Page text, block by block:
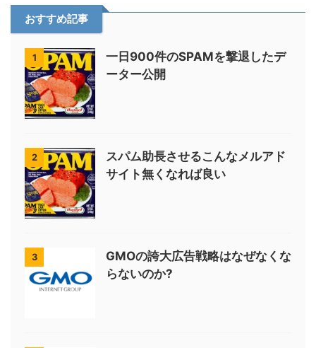
おすすめ記事
1
一日900件のSPAMを撃退したデ
ーター公開
2
スパム助長させるこんなメルアド
サイト無くなれば良い
3
GMOの誇大広告戦略はなぜなくな
らないのか?